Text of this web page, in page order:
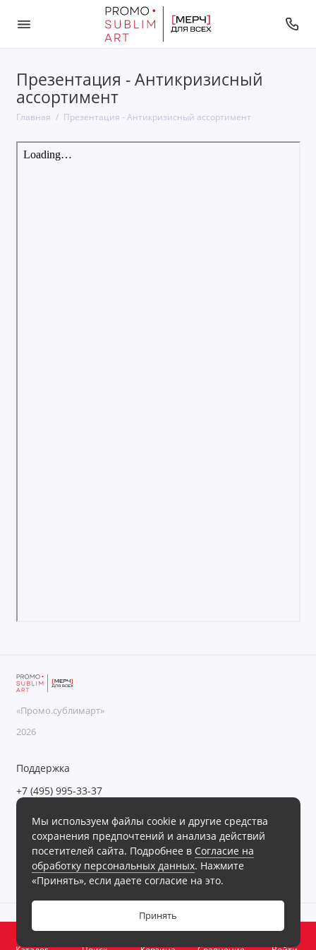
0
Презентация - Антикризисный
ассортимент
Главная Презентация - Антикризисный ассортимент
Мы используем файлы cookie и другие средства
сохранения предпочтений и анализа действий
посетителей сайта. Подробнее в Согласие на
обработку персональных данных. Нажмите
«Принять», если даете согласие на это.
Принять
«Промо.сублимарт»
2026
Поддержка
+7 (495) 995-33-37
Обратный звонок
Пн-Пт с 09:00 до 18:00, Сб-Вс выходные
Мы в сети